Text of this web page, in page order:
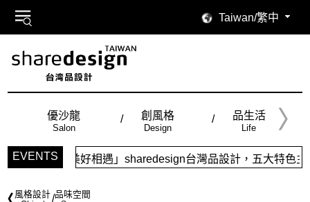
Taiwan/繁中
優沙龍
Salon
創風格
Design
品生活
Life
EVENTS
遇」sharedesign台灣品設計，五大特色主題，簡潔視覺配
風格設計 品味空間